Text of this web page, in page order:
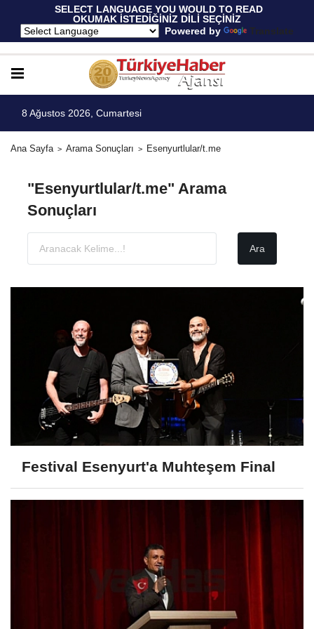
SELECT LANGUAGE YOU WOULD TO READ
OKUMAK İSTEDİĞİNİZ DİLİ SEÇİNİZ
Powered by
Translate
8 Ağustos 2026, Cumartesi
Ana Sayfa Arama Sonuçları Esenyurtlular/t.me
"Esenyurtlular/t.me" Arama
Sonuçları
Festival Esenyurt'a Muhteşem Final